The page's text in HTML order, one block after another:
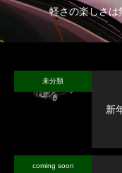
軽さの楽しさは
未分類
新
coming soon